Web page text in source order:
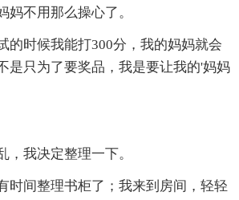
妈不用那么操心了。
的时候我能打300分，我的妈妈就会
是只为了要奖品，我是要让我的'妈妈
，我决定整理一下。
时间整理书柜了；我来到房间，轻轻